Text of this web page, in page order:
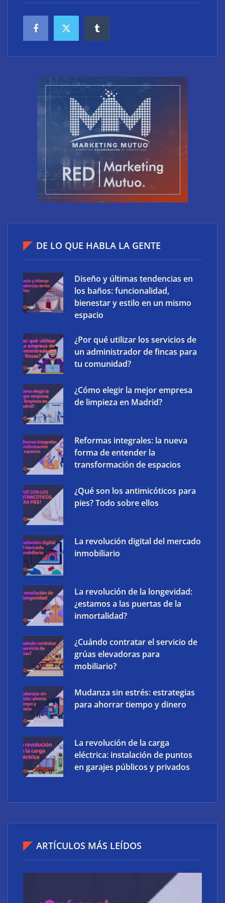
El riesgo oculto del verano en el puesto de trabajo:
XCharge: cinco retos para la electrificación de las
flotas comerciales en España
The Factory School explica por qué aprender
herramientas de IA ya no es suficiente para los
profesionales de la arquitectura
DE LO QUE HABLA LA GENTE
Diseño y últimas tendencias en
los baños: funcionalidad,
bienestar y estilo en un mismo
espacio
¿Por qué utilizar los servicios de
un administrador de fincas para
tu comunidad?
¿Cómo elegir la mejor empresa
de limpieza en Madrid?
Reformas integrales: la nueva
forma de entender la
transformación de espacios
¿Qué son los antimicóticos para
pies? Todo sobre ellos
La revolución digital del mercado
inmobiliario
La revolución de la longevidad:
¿estamos a las puertas de la
inmortalidad?
¿Cuándo contratar el servicio de
grúas elevadoras para
mobiliario?
Mudanza sin estrés: estrategias
para ahorrar tiempo y dinero
La revolución de la carga
eléctrica: instalación de puntos
en garajes públicos y privados
ARTÍCULOS MÁS LEÍDOS